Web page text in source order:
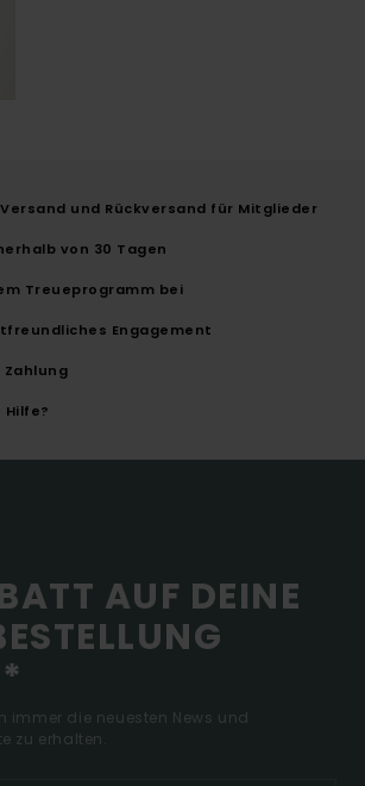
und Rückversand für Mitglieder
von 30 Tagen
Treueprogramm bei
Engagement
Zahlung
Hilfe?
AUF DEINE
immer die neuesten News und
zu erhalten.